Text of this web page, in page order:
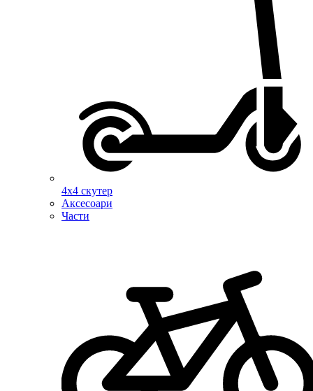
4х4 скутер
Аксесоари
Части